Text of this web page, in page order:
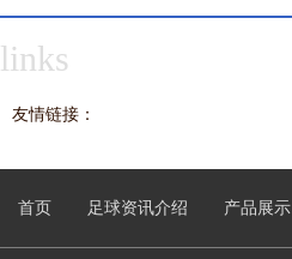
底压制
links
友情链接：
首页 足球资讯介绍 产品展示